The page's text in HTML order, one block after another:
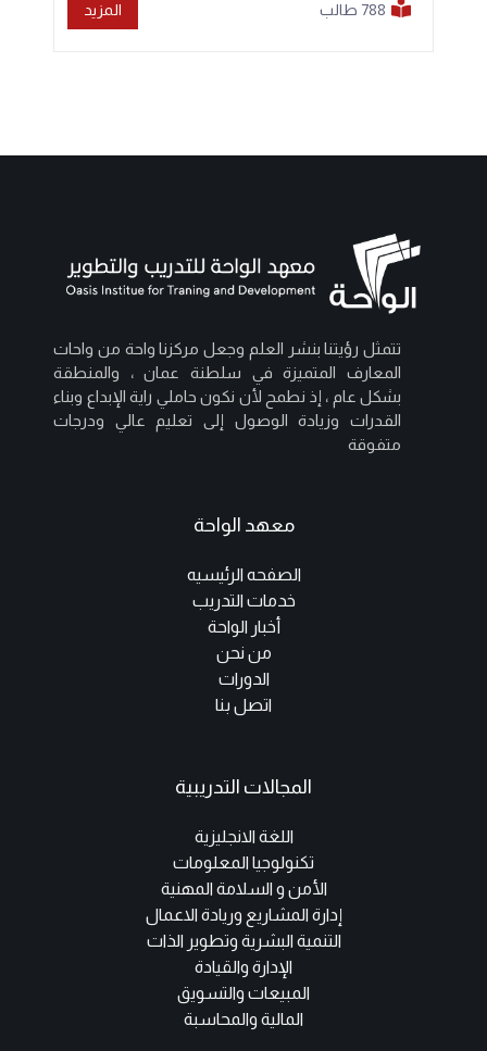
788 طالب المزيد
تتمثل رؤيتنا بنشر العلم وجعل مركزنا واحة من واحات
المعارف المتميزة في سلطنة عمان ، والمنطقة
بشكل عام ، إذ نطمح لأن نكون حاملي راية الإبداع وبناء
القدرات وزيادة الوصول إلى تعليم عالي ودرجات
متفوقة
معهد الواحة
الصفحه الرئيسيه
خدمات التدريب
أخبار الواحة
من نحن
الدورات
اتصل بنا
المجالات التدريبية
اللغة الانجليزية
تكنولوجيا المعلومات
الأمن و السلامة المهنية
إدارة المشاريع وريادة الاعمال
التنمية البشرية وتطوير الذات
الإدارة والقيادة
المبيعات والتسويق
المالية والمحاسبة